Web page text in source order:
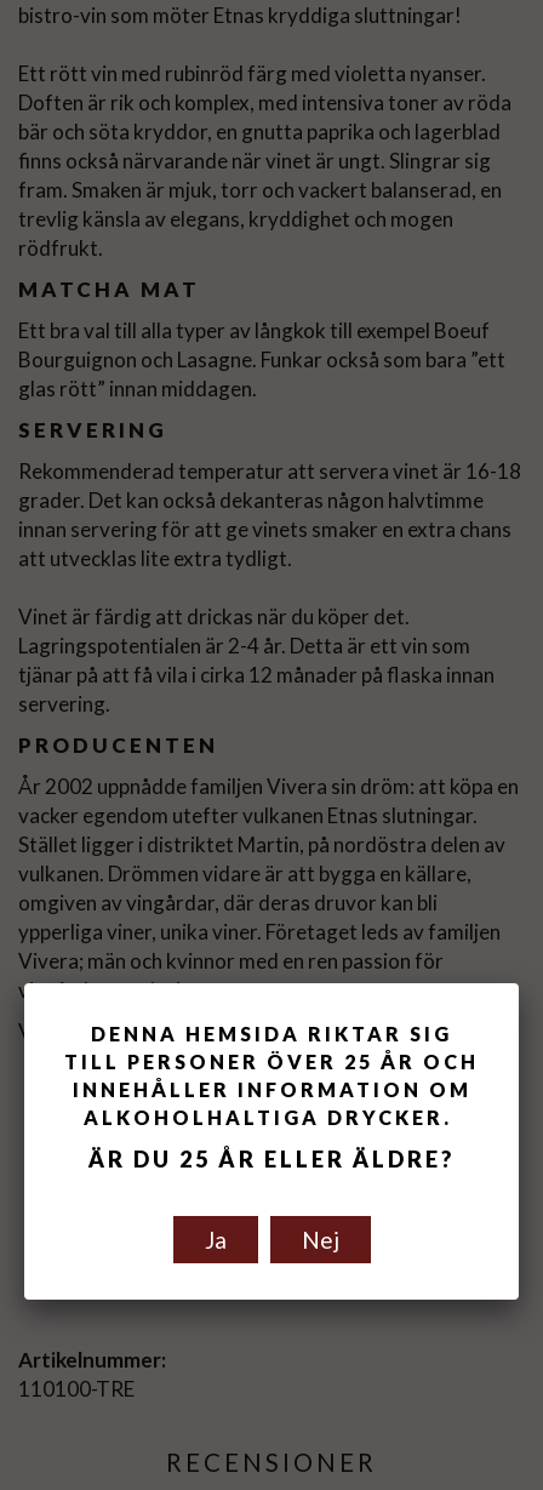
bistro-vin som möter Etnas kryddiga sluttningar!
Ett rött vin med rubinröd färg med violetta nyanser.
Doften är rik och komplex, med intensiva toner av röda
bär och söta kryddor, en gnutta paprika och lagerblad
finns också närvarande när vinet är ungt. Slingrar sig
fram. Smaken är mjuk, torr och vackert balanserad, en
trevlig känsla av elegans, kryddighet och mogen
rödfrukt.
MATCHA MAT
Ett bra val till alla typer av långkok till exempel Boeuf
Bourguignon och Lasagne. Funkar också som bara ”ett
glas rött” innan middagen.
SERVERING
Rekommenderad temperatur att servera vinet är 16-18
grader. Det kan också dekanteras någon halvtimme
innan servering för att ge vinets smaker en extra chans
att utvecklas lite extra tydligt.
Vinet är färdig att drickas när du köper det.
Lagringspotentialen är 2-4 år. Detta är ett vin som
tjänar på att få vila i cirka 12 månader på flaska innan
servering.
PRODUCENTEN
År 2002 uppnådde familjen Vivera sin dröm: att köpa en
vacker egendom utefter vulkanen Etnas slutningar.
Stället ligger i distriktet Martin, på nordöstra delen av
vulkanen. Drömmen vidare är att bygga en källare,
omgiven av vingårdar, där deras druvor kan bli
ypperliga viner, unika viner. Företaget leds av familjen
Vivera; män och kvinnor med en ren passion för
vingården – och vin.
Vivera Terra dei Sogni Sicilia Rosso on Vivino
Spara som favorit
Artikelnummer:
110100-TRE
RECENSIONER
DENNA HEMSIDA RIKTAR SIG
TILL PERSONER ÖVER 25 ÅR OCH
INNEHÅLLER INFORMATION OM
ALKOHOLHALTIGA DRYCKER.
ÄR DU 25 ÅR ELLER ÄLDRE?
Ja Nej